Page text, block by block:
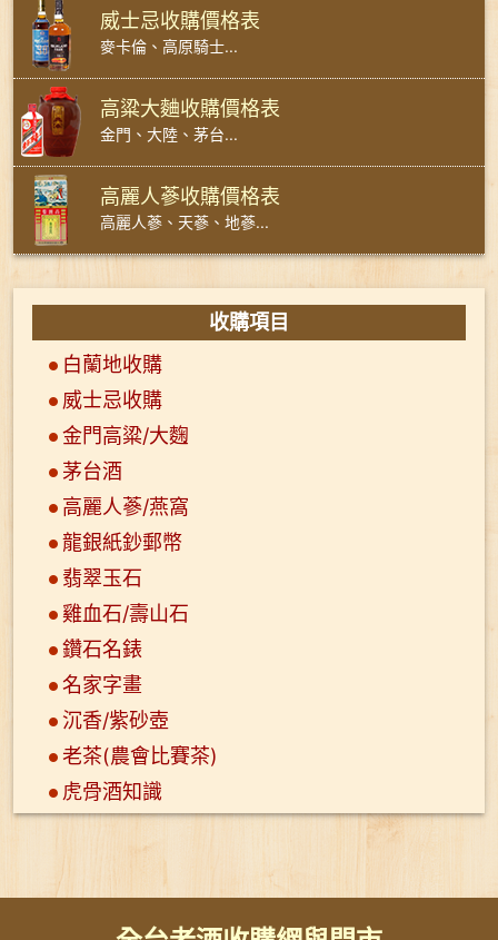
威士忌收購價格表
麥卡倫、高原騎士...
高粱大麯收購價格表
金門、大陸、茅台...
高麗人蔘收購價格表
高麗人蔘、天蔘、地蔘...
收購項目
白蘭地收購
威士忌收購
金門高粱/大麴
茅台酒
高麗人蔘/燕窩
龍銀紙鈔郵幣
翡翠玉石
雞血石/壽山石
鑽石名錶
名家字畫
沉香/紫砂壺
老茶(農會比賽茶)
虎骨酒知識